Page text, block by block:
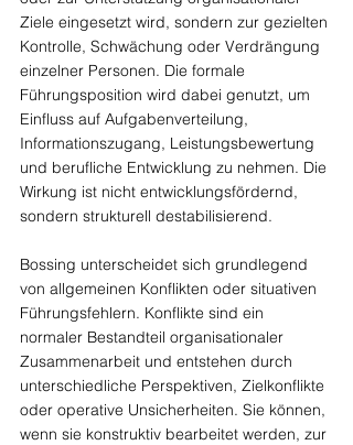
Ziele eingesetzt wird, sondern zur gezielten
Kontrolle, Schwächung oder Verdrängung
einzelner Personen. Die formale
Führungsposition wird dabei genutzt, um
Einfluss auf Aufgabenverteilung,
Informationszugang, Leistungsbewertung
und berufliche Entwicklung zu nehmen. Die
Wirkung ist nicht entwicklungsfördernd,
sondern strukturell destabilisierend.
Bossing unterscheidet sich grundlegend
von allgemeinen Konflikten oder situativen
Führungsfehlern. Konflikte sind ein
normaler Bestandteil organisationaler
Zusammenarbeit und entstehen durch
unterschiedliche Perspektiven, Zielkonflikte
oder operative Unsicherheiten. Sie können,
wenn sie konstruktiv bearbeitet werden, zur